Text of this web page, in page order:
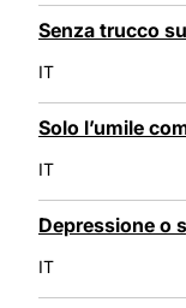
Senza trucco
IT
Solo l’umile
IT
Depressione o
IT